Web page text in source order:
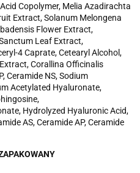
Copolymer, Melia Azadirachta
Extract, Solanum Melongena
Flower Extract,
Leaf Extract,
4 Caprate, Cetearyl Alcohol,
Corallina Officinalis
Ceramide NS, Sodium
Acetylated Hyaluronate,
Hydrolyzed Hyaluronic Acid,
AS, Ceramide AP, Ceramide